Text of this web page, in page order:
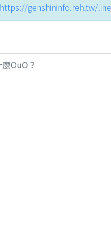
https://genshininfo.reh.tw/line